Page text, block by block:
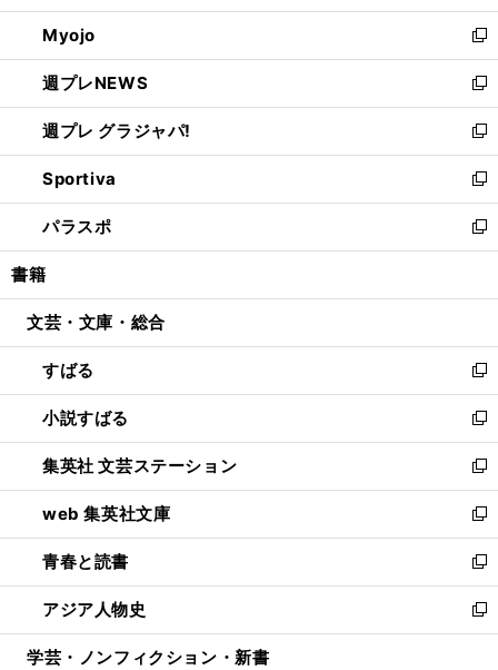
開
く
ウ
で
開
く
ン
ド
ウ
で
開
く
ウ
ィ
ン
ド
ウ
で
開
く
Myojo
新
し
い
ウ
ィ
ン
ド
ウ
で
開
週プレNEWS
新
し
い
ウ
ィ
ン
ド
ウ
開
週プレ グラジャパ!
新
し
い
ウ
ィ
ン
ウ
開
く
Sportiva
新
し
い
ウ
ン
ウ
で
開
く
パラスポ
新
し
ウ
ン
ド
ウ
で
開
く
書籍
文芸・文庫・総合
すばる
新
し
い
ウ
ィ
ン
ド
ウ
で
開
く
小説すばる
新
し
い
ウ
ィ
ン
ド
ウ
で
開
集英社 文芸ステーション
新
し
い
ウ
ィ
ン
ド
ウ
web 集英社文庫
新
し
い
ウ
ィ
ン
青春と読書
新
し
い
ウ
アジア人物史
新
し
学芸・ノンフィクション・新書